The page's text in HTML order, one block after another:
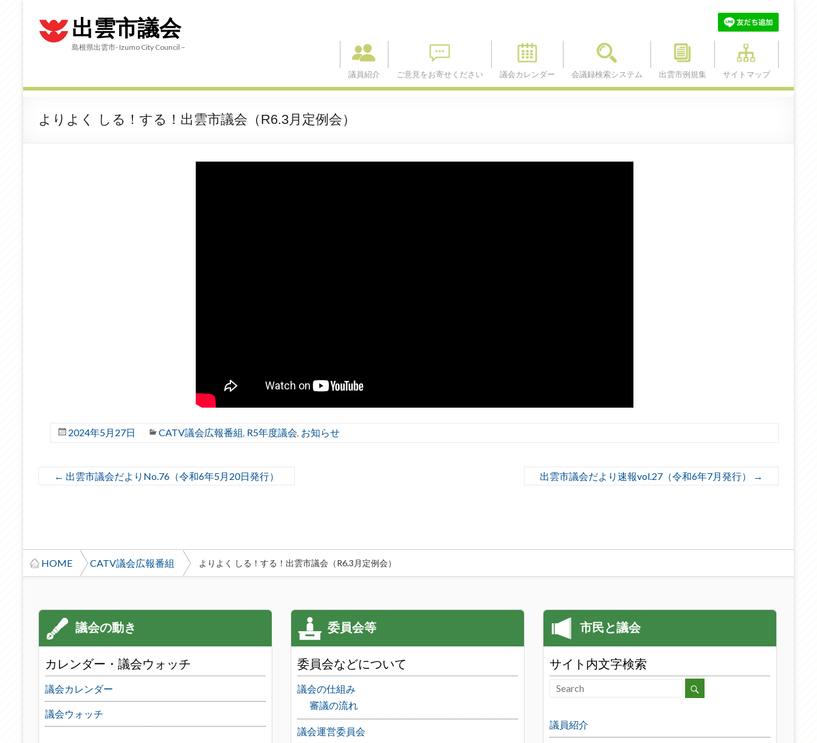
出雲市議会
島根県出雲市- Izumo City Council –
議員紹介 ご意見をお寄せください 議会カレンダー 会議録検索システム 出雲市例規集 サイトマップ
よりよく しる！する！出雲市議会（R6.3月定例会）
2024年5月27日 CATV議会広報番組, R5年度議会, お知らせ
← 出雲市議会だよりNo.76（令和6年5月20日発行） 出雲市議会だより速報vol.27（令和6年7月発行） →
HOME CATV議会広報番組 よりよく しる！する！出雲市議会（R6.3月定例会）
カレンダー・議会ウォッチ
議会カレンダー
議会ウォッチ
委員会などについて
議会の仕組み
審議の流れ
議会運営委員会
サイト内文字検索
議員紹介